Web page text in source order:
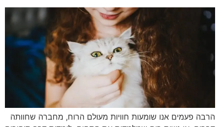
הרבה פעמים אנו שומעות חוויות מעולם הרוח, מחברה שחוותה